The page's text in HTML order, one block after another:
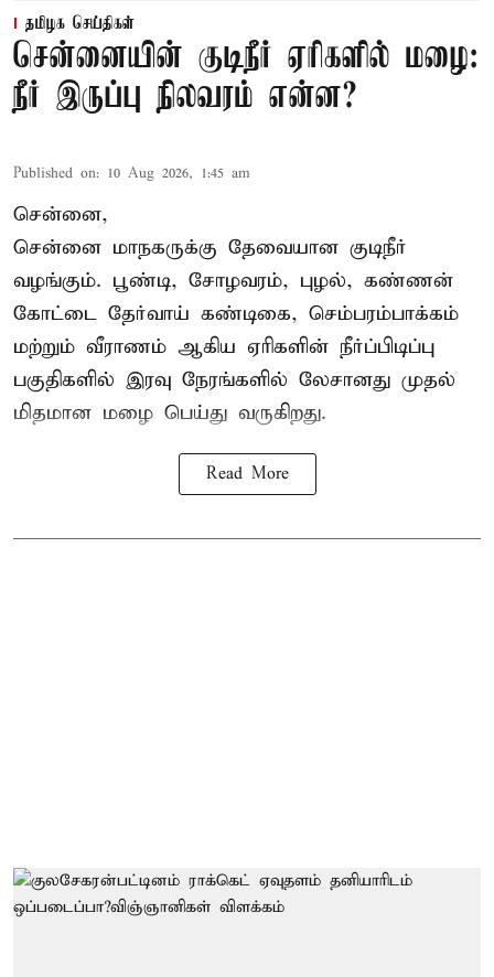
தமிழக செய்திகள்
சென்னையின் குடிநீர் ஏரிகளில் மழை:
நீர் இருப்பு நிலவரம் என்ன?
Published on: 10 Aug 2026, 1:45 am
சென்னை,
சென்னை மாநகருக்கு தேவையான குடிநீர்
வழங்கும். பூண்டி, சோழவரம், புழல், கண்ணன்
கோட்டை தேர்வாய் கண்டிகை, செம்பரம்பாக்கம்
மற்றும் வீராணம் ஆகிய ஏரிகளின் நீர்ப்பிடிப்பு
பகுதிகளில் இரவு நேரங்களில் லேசானது முதல்
மிதமான மழை பெய்து வருகிறது.
Read More